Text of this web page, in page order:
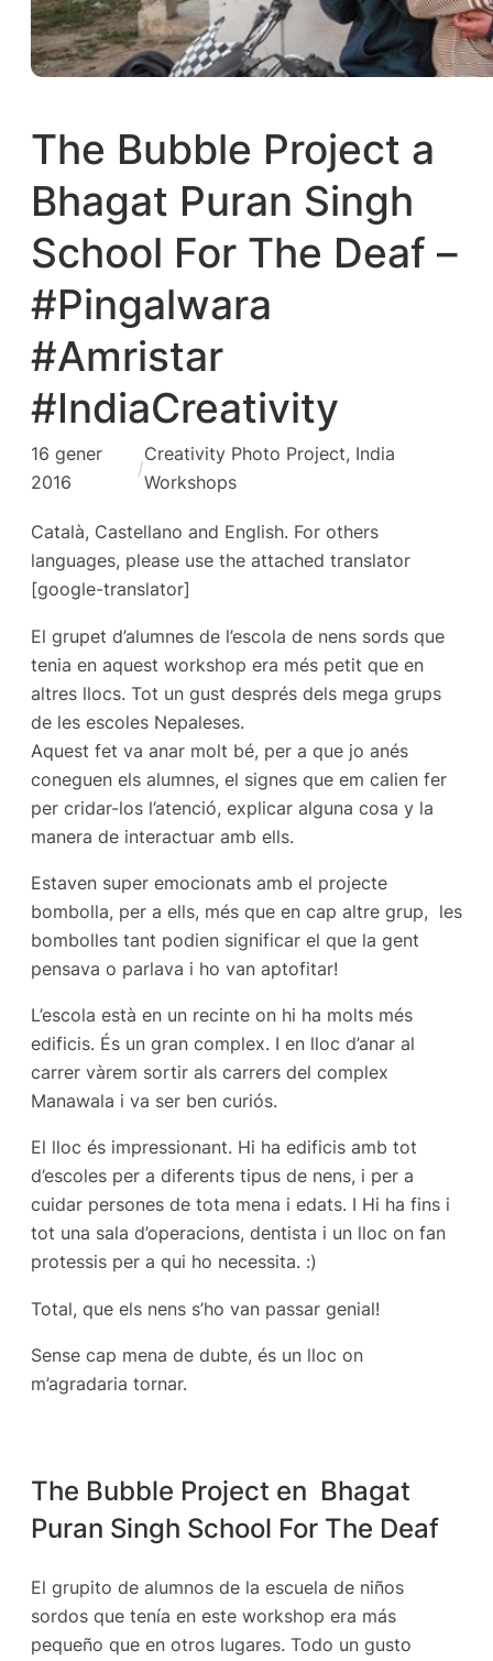
The Bubble Project a
Bhagat Puran Singh
School For The Deaf –
#Pingalwara
#Amristar
#IndiaCreativity
16 gener
2016
/
Creativity Photo Project, India
Workshops
Català, Castellano and English. For others
languages, please use the attached translator
[google-translator]
El grupet d’alumnes de l’escola de nens sords que
tenia en aquest workshop era més petit que en
altres llocs. Tot un gust després dels mega grups
de les escoles Nepaleses.
Aquest fet va anar molt bé, per a que jo anés
coneguen els alumnes, el signes que em calien fer
per cridar-los l’atenció, explicar alguna cosa y la
manera de interactuar amb ells.
Estaven super emocionats amb el projecte
bombolla, per a ells, més que en cap altre grup, les
bombolles tant podien significar el que la gent
pensava o parlava i ho van aptofitar!
L’escola està en un recinte on hi ha molts més
edificis. És un gran complex. I en lloc d’anar al
carrer vàrem sortir als carrers del complex
Manawala i va ser ben curiós.
El lloc és impressionant. Hi ha edificis amb tot
d’escoles per a diferents tipus de nens, i per a
cuidar persones de tota mena i edats. I Hi ha fins i
tot una sala d’operacions, dentista i un lloc on fan
protessis per a qui ho necessita. :)
Total, que els nens s’ho van passar genial!
Sense cap mena de dubte, és un lloc on
m’agradaria tornar.
The Bubble Project en Bhagat
Puran Singh School For The Deaf
El grupito de alumnos de la escuela de niños
sordos que tenía en este workshop era más
pequeño que en otros lugares. Todo un gusto